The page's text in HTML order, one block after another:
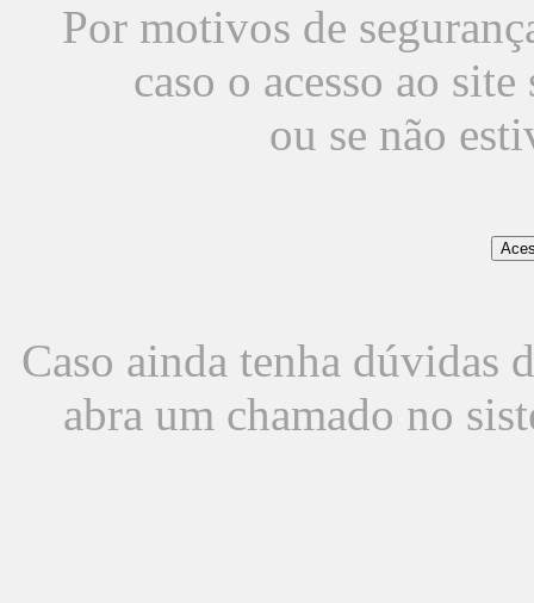
Por motivos de
caso o acesso ao
ou se não
Caso ainda tenha dúvidas
abra um chamado no